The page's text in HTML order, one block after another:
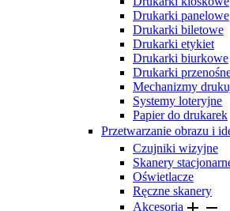
Drukarki panelowe
Drukarki biletowe
Drukarki etykiet
Drukarki biurkowe
Drukarki
Mechanizmy
Systemy loteryjne
Papier do drukarek
Przetwarzanie obrazu i
Czujniki wizyjne
Skanery
Oświetlacze
Ręczne skanery
Akcesoria